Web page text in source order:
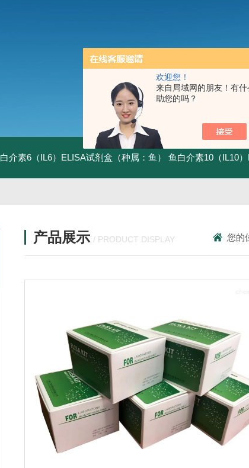
欢迎您！
来自局域网的朋友！有
助您的吗？
白介素6（IL6）ELISA试剂盒（种属：鱼） 鱼白介素10（IL10）ELISA
产品展示 / PRODUCT DISPLAY 您的